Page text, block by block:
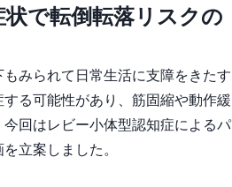
で転倒転落リスクの
みられて日常生活に支障をきたす
る可能性があり、筋固縮や動作緩
回はレビー小体型認知症によるパ
立案しました。